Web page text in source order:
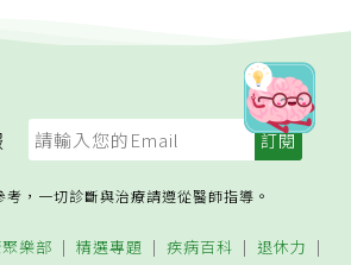
，一切診斷與治療請遵從醫師指導。
樂部 精選專題 疾病百科 退休力